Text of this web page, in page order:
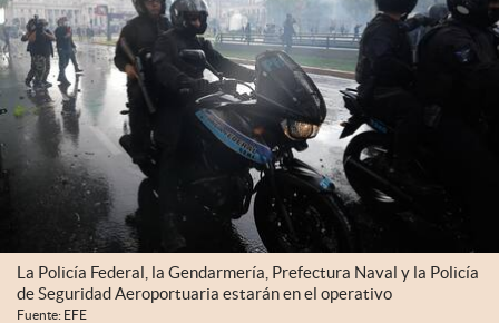
La Policía Federal, la Gendarmería, Prefectura Naval y la Policía
de Seguridad Aeroportuaria estarán en el operativo
Fuente: EFE